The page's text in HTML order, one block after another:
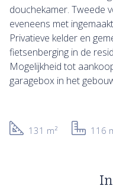
douchekamer. Tweede
eveneens met
Privatieve kelder en
fietsenberging in de
Mogelijkheid tot
garagebox in het
131 m² 116